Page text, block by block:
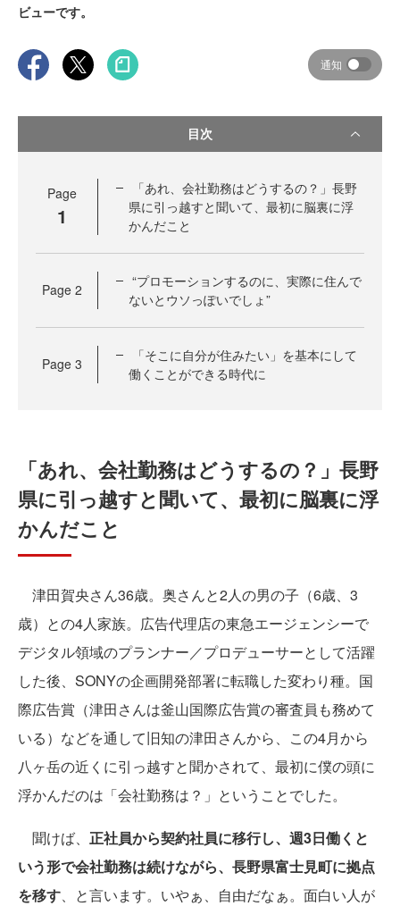
ビューです。
通知
目次
Page
1
「あれ、会社勤務はどうするの？」長野
県に引っ越すと聞いて、最初に脳裏に浮
かんだこと
Page 2
“プロモーションするのに、実際に住んで
ないとウソっぽいでしょ”
Page 3
「そこに自分が住みたい」を基本にして
働くことができる時代に
「あれ、会社勤務はどうするの？」長野
県に引っ越すと聞いて、最初に脳裏に浮
かんだこと
津田賀央さん36歳。奥さんと2人の男の子（6歳、3
歳）との4人家族。広告代理店の東急エージェンシーで
デジタル領域のプランナー／プロデューサーとして活躍
した後、SONYの企画開発部署に転職した変わり種。国
際広告賞（津田さんは釜山国際広告賞の審査員も務めて
いる）などを通して旧知の津田さんから、この4月から
八ヶ岳の近くに引っ越すと聞かされて、最初に僕の頭に
浮かんだのは「会社勤務は？」ということでした。
聞けば、 正社員から契約社員に移行し、週3日働くと
いう形で会社勤務は続けながら、長野県富士見町に拠点
を移す 、と言います。いやぁ、自由だなぁ。面白い人が